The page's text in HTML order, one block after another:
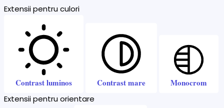
Extensii pentru culori
Contrast luminos Contrast mare Monocrom
Extensii pentru orientare